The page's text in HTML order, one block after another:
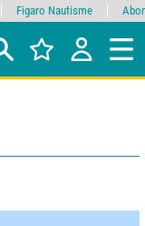
Figaro Nautisme